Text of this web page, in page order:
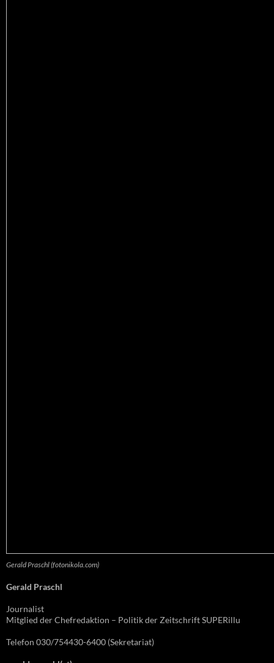
Gerald Praschl (fotonikola.com)
Gerald Praschl
Journalist
Mitglied der Chefredaktion – Politik der Zeitschrift SUPERillu
Telefon 030/754430-6400 (Sekretariat)